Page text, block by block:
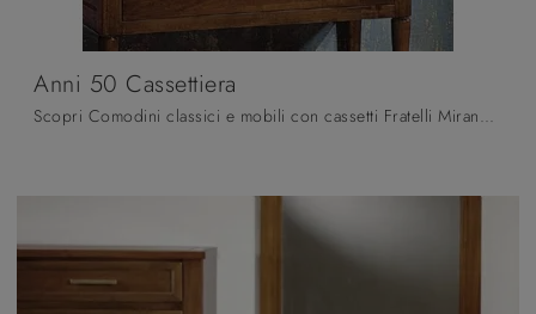
Anni 50 Cassettiera
Scopri Comodini classici e mobili con cassetti Fratelli Mirandola! Il modello Anni 50 Cassettiera costruito in legno è la soluzione ottimale.